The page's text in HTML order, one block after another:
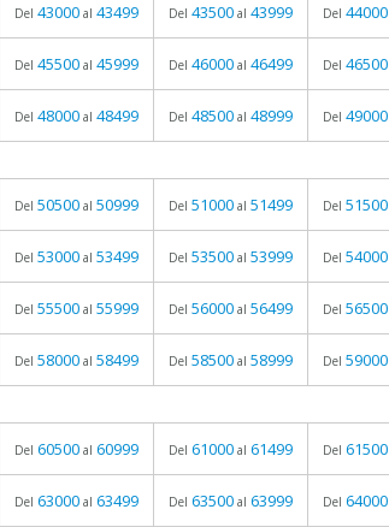
Del 43000 al 43499 Del 43500 al 43999 Del 44000
Del 45500 al 45999 Del 46000 al 46499 Del 46500
Del 48000 al 48499 Del 48500 al 48999 Del 49000
Del 50500 al 50999 Del 51000 al 51499 Del 51500
Del 53000 al 53499 Del 53500 al 53999 Del 54000
Del 55500 al 55999 Del 56000 al 56499 Del 56500
Del 58000 al 58499 Del 58500 al 58999 Del 59000
Del 60500 al 60999 Del 61000 al 61499 Del 61500
Del 63000 al 63499 Del 63500 al 63999 Del 64000